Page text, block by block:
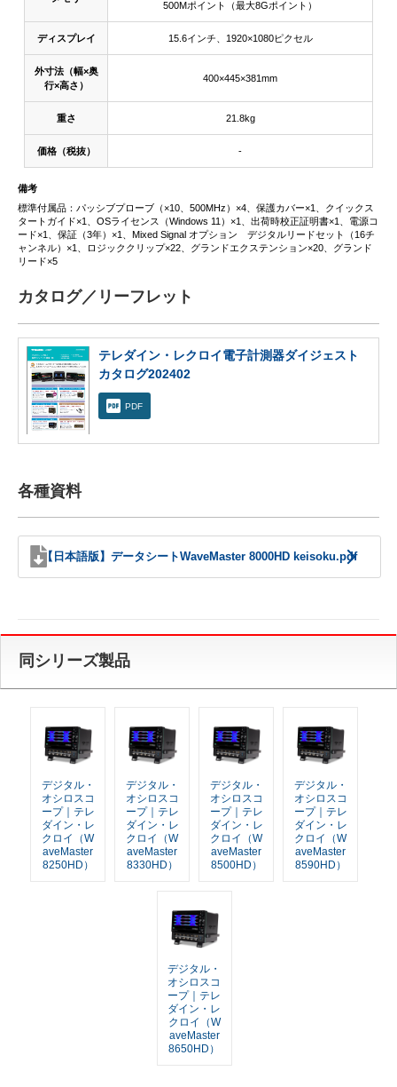
500Mポイント（最大8Gポイント）
ディスプレイ 15.6インチ、1920×1080ピクセル
外寸法（幅×奥
行×高さ）
400×445×381mm
重さ 21.8kg
価格（税抜） -
備考
標準付属品：パッシブプローブ（×10、500MHz）×4、保護カバー×1、クイックス
タートガイド×1、OSライセンス（Windows 11）×1、出荷時校正証明書×1、電源コ
ード×1、保証（3年）×1、Mixed Signal オプション デジタルリードセット（16チ
ャンネル）×1、ロジッククリップ×22、グランドエクステンション×20、グランド
リード×5
カタログ／リーフレット
テレダイン・レクロイ電子計測器ダイジェスト
カタログ202402
PDF
各種資料
【日本語版】データシートWaveMaster 8000HD keisoku.pdf
同シリーズ製品
デジタル・
オシロスコ
ープ｜テレ
ダイン・レ
クロイ（W
aveMaster
8250HD）
デジタル・
オシロスコ
ープ｜テレ
ダイン・レ
クロイ（W
aveMaster
8330HD）
デジタル・
オシロスコ
ープ｜テレ
ダイン・レ
クロイ（W
aveMaster
8500HD）
デジタル・
オシロスコ
ープ｜テレ
ダイン・レ
クロイ（W
aveMaster
8590HD）
デジタル・
オシロスコ
ープ｜テレ
ダイン・レ
クロイ（W
aveMaster
8650HD）